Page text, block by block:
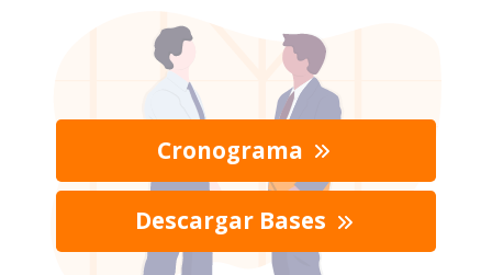
Cronograma
Descargar Bases